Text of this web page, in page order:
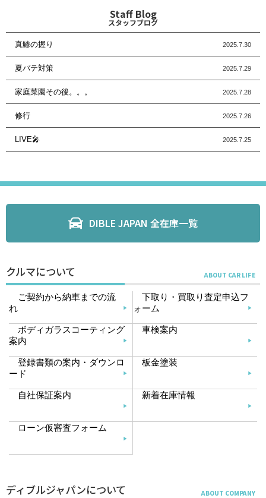
Staff Blog
スタッフブログ
真鯵の握り 2025.7.30
夏バテ対策 2025.7.29
家庭菜園その後。。。 2025.7.28
修行 2025.7.26
LIVE🎤 2025.7.25
DIBLE JAPAN 全在庫一覧
クルマについて
ご契約から納車までの流
れ
下取り・買取り査定申込フ
ォーム
ボディガラスコーティング
案内
車検案内
登録書類の案内・ダウンロ
ード
板金塗装
自社保証案内 新着在庫情報
ローン仮審査フォーム
ディブルジャパンについて